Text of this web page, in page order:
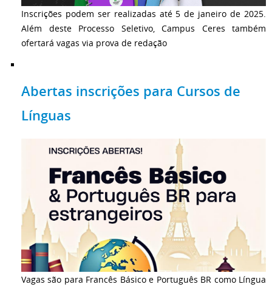
Inscrições podem ser realizadas até 5 de janeiro de 2025.
Além deste Processo Seletivo, Campus Ceres também
ofertará vagas via prova de redação
Abertas inscrições para Cursos de
Línguas
Vagas são para Francês Básico e Português BR como Língua